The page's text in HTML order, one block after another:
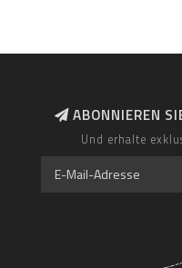
ABONNIEREN
Und erhalte